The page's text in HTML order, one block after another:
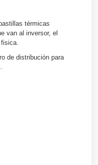
térmicas
van al inversor, el
de distribución para